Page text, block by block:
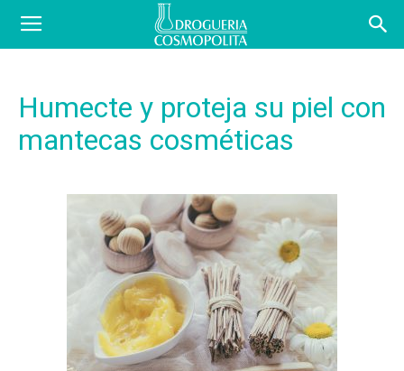
COSBLOG
Humecte y proteja su piel con
mantecas cosméticas